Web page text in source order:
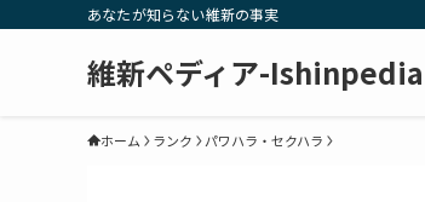
あなたが知らない維新の事実
維新ペディア-Ishinpedia
ホーム ランク パワハラ・セクハラ